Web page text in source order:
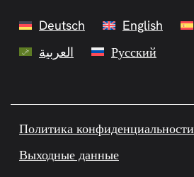
Deutsch English
العربية
Русский
Политика конфиденциальности
Выходные данные